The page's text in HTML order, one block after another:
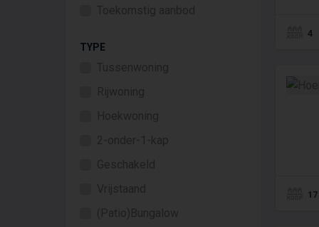
Toekomstig aanbod
TYPE
Tussenwoning
Rijwoning
Hoekwoning
2-onder-1-kap
Geschakeld
Vrijstaand
(Patio)Bungalow
4
17